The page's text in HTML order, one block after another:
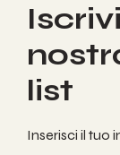
list
Inserisci il tuo